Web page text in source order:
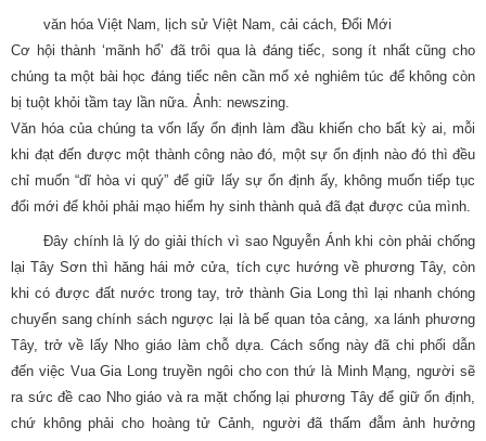
văn hóa Việt Nam, lịch sử Việt Nam, cải cách, Đổi Mới
Cơ hội thành ‘mãnh hổ’ đã trôi qua là đáng tiếc, song ít nhất cũng cho
chúng ta một bài học đáng tiếc nên cần mổ xẻ nghiêm túc để không còn
bị tuột khỏi tầm tay lần nữa. Ảnh: newszing.
Văn hóa của chúng ta vốn lấy ổn định làm đầu khiến cho bất kỳ ai, mỗi
khi đạt đến được một thành công nào đó, một sự ổn định nào đó thì đều
chỉ muốn “dĩ hòa vi quý” để giữ lấy sự ổn định ấy, không muốn tiếp tục
đổi mới để khỏi phải mạo hiểm hy sinh thành quả đã đạt được của mình.
Đây chính là lý do giải thích vì sao Nguyễn Ánh khi còn phải chống
lại Tây Sơn thì hăng hái mở cửa, tích cực hướng về phương Tây, còn
khi có được đất nước trong tay, trở thành Gia Long thì lại nhanh chóng
chuyển sang chính sách ngược lại là bế quan tỏa cảng, xa lánh phương
Tây, trở về lấy Nho giáo làm chỗ dựa. Cách sống này đã chi phối dẫn
đến việc Vua Gia Long truyền ngôi cho con thứ là Minh Mạng, người sẽ
ra sức đề cao Nho giáo và ra mặt chống lại phương Tây để giữ ổn định,
chứ không phải cho hoàng tử Cảnh, người đã thấm đẫm ảnh hưởng